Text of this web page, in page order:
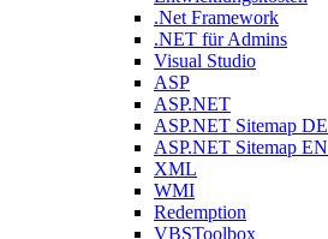
.Net Framework
.NET für Admins
Visual Studio
ASP
ASP.NET
ASP.NET Sitemap DE
ASP.NET Sitemap EN
XML
WMI
Redemption
VBSToolbox